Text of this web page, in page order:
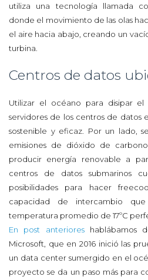
utiliza una tecnología llamada
donde el movimiento de las olas
el aire hacia abajo, creando un
turbina.
Centros de datos
Utilizar el océano para disipar
servidores de los centros de datos
sostenible y eficaz. Por un lado,
emisiones de dióxido de
producir energía renovable a
centros de datos submarinos
posibilidades para hacer
capacidad de intercambio
temperatura promedio de 17ºC
En post anterioreshablábamos
Microsoft, que en 2016 inició las
un data center sumergido en el
proyecto se da un paso más para